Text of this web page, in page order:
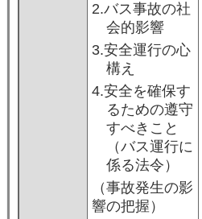
2.バス事故の社
会的影響
3.安全運行の心
構え
4.安全を確保す
るための遵守
すべきこと
（バス運行に
係る法令）
（事故発生の影
響の把握）